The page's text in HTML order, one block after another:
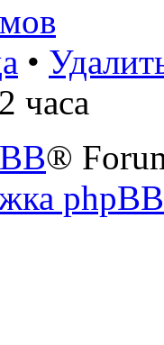
•
часа
®
phpBB